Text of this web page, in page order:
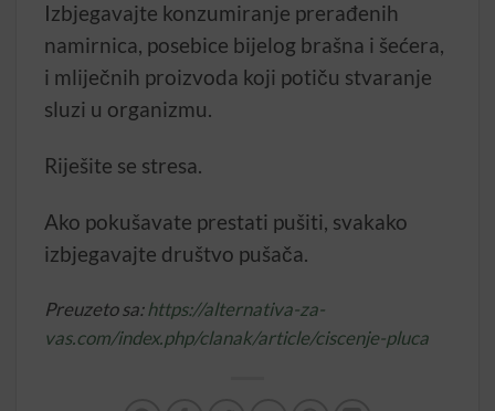
Izbjegavajte konzumiranje prerađenih
namirnica, posebice bijelog brašna i šećera,
i mliječnih proizvoda koji potiču stvaranje
sluzi u organizmu.
Riješite se stresa.
Ako pokušavate prestati pušiti, svakako
izbjegavajte društvo pušača.
Preuzeto sa:https://alternativa-za-
vas.com/index.php/clanak/article/ciscenje-pluca